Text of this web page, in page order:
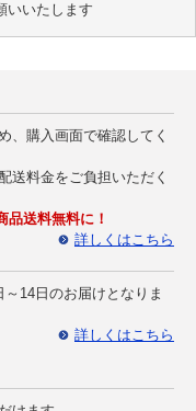
いいたします
、購入画面で確認してく
送料金をご負担いただく
品送料無料に！
詳しくはこちら
14日のお届けとなりま
詳しくはこちら